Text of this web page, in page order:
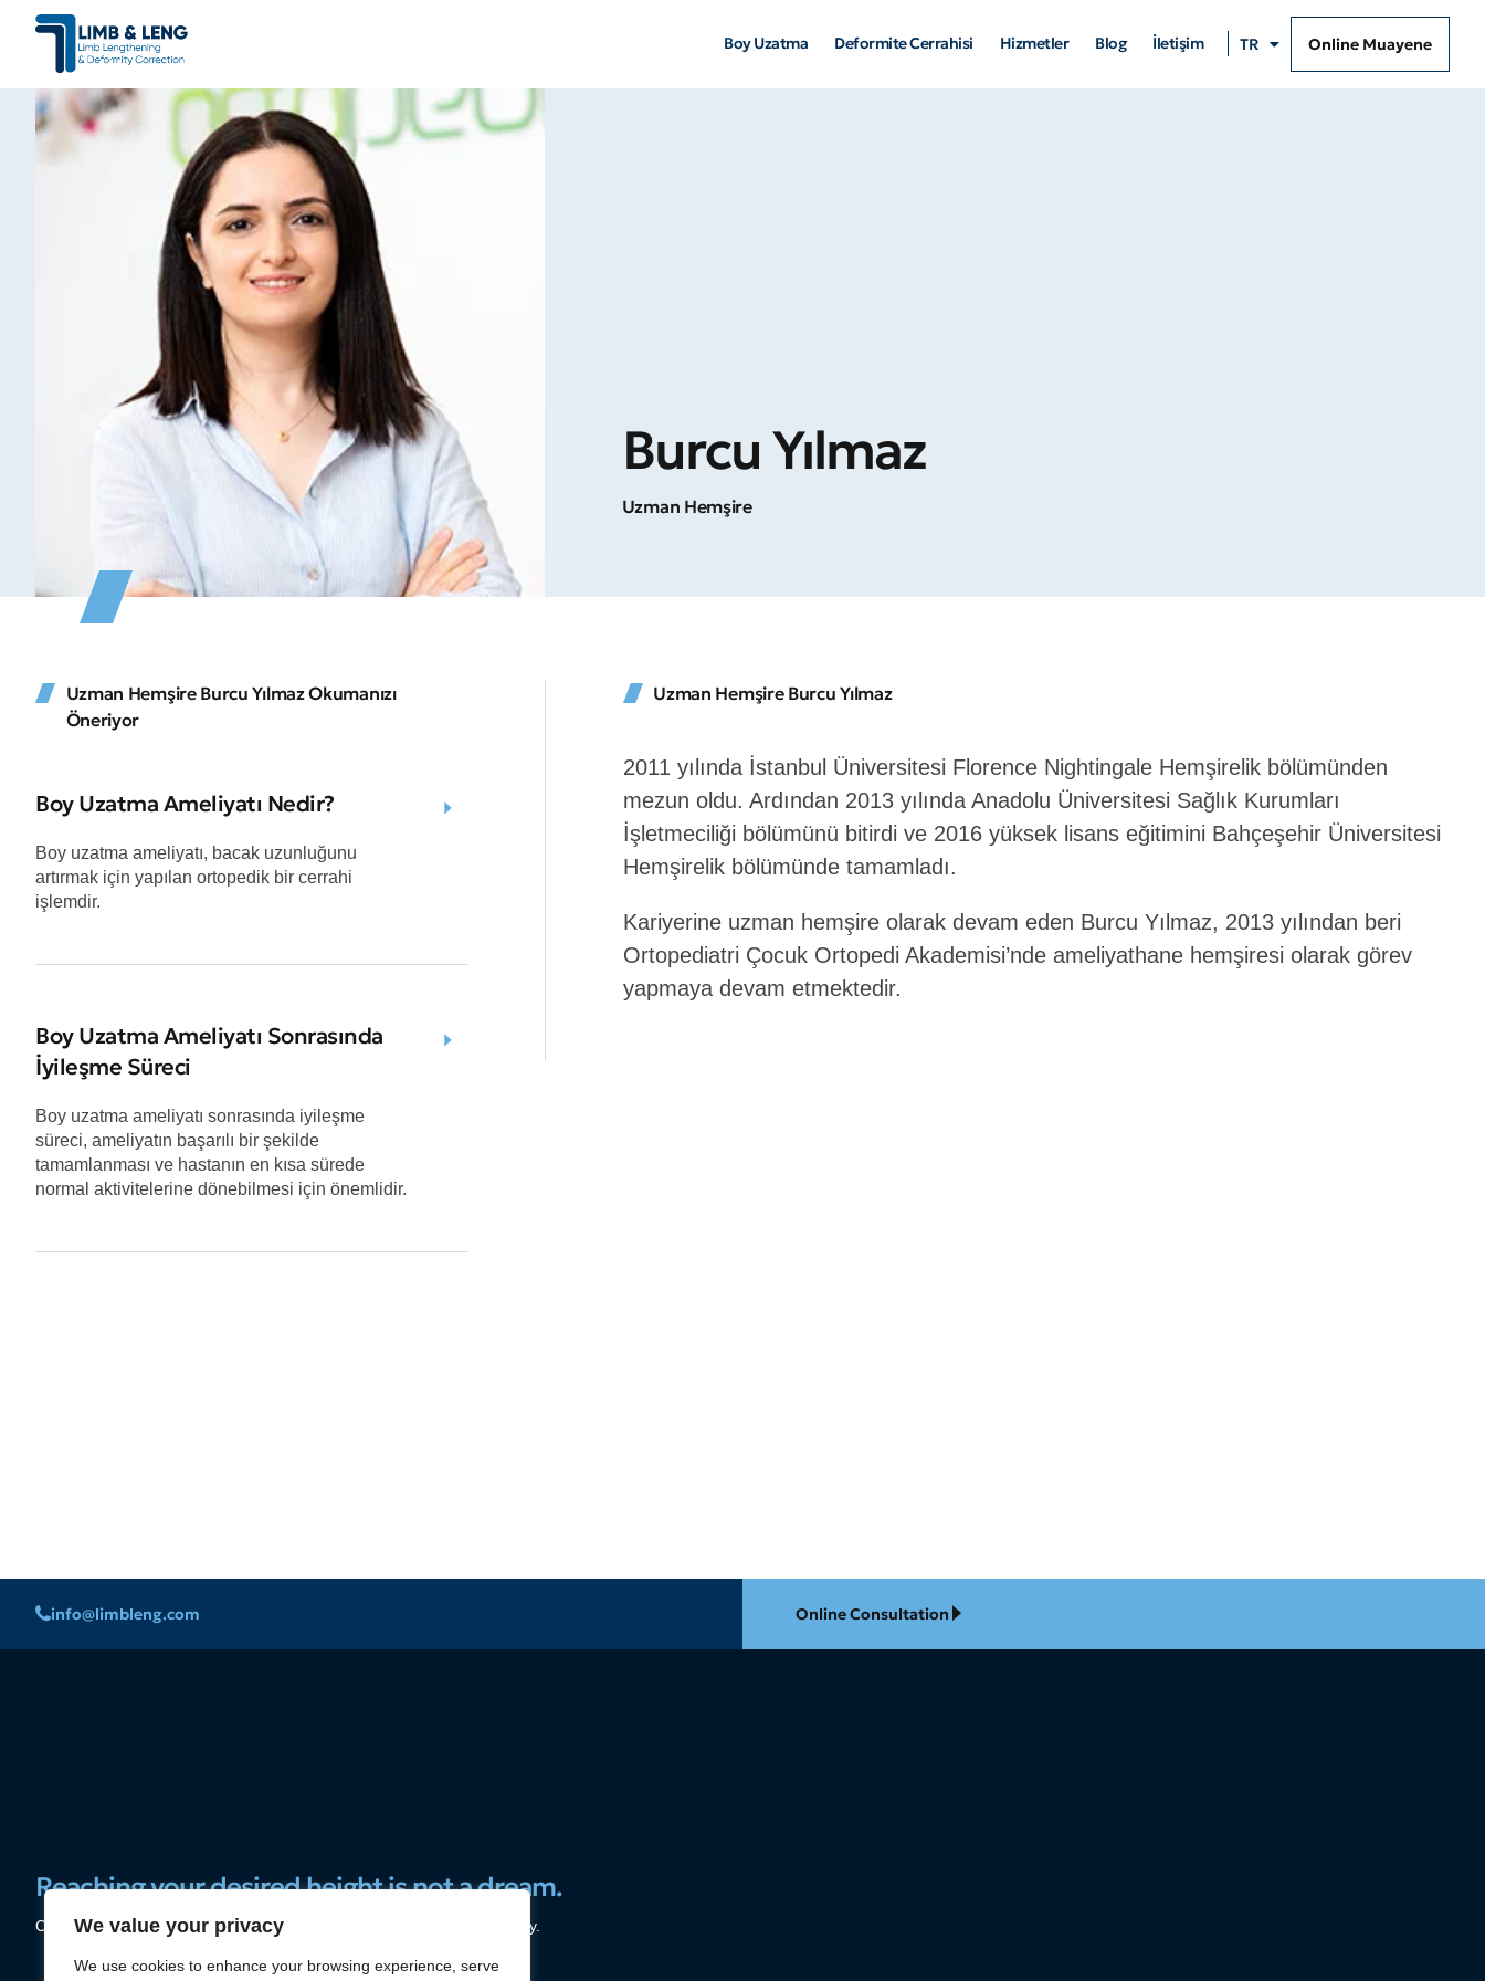
We value your privacy
We use cookies to enhance your browsing experience, serve
Boy Uzatma Deformite Cerrahisi Hizmetler Blog İletişim TR
EN Online Muayene
Burcu Yılmaz
Uzman Hemşire
Uzman Hemşire Burcu Yılmaz Okumanızı
Öneriyor
Boy Uzatma Ameliyatı Nedir?
Boy uzatma ameliyatı, bacak uzunluğunu
artırmak için yapılan ortopedik bir cerrahi
işlemdir.
Boy Uzatma Ameliyatı Sonrasında
İyileşme Süreci
Boy uzatma ameliyatı sonrasında iyileşme
süreci, ameliyatın başarılı bir şekilde
tamamlanması ve hastanın en kısa sürede
normal aktivitelerine dönebilmesi için önemlidir.
Uzman Hemşire Burcu Yılmaz
2011 yılında İstanbul Üniversitesi Florence Nightingale Hemşirelik bölümünden
mezun oldu. Ardından 2013 yılında Anadolu Üniversitesi Sağlık Kurumları
İşletmeciliği bölümünü bitirdi ve 2016 yüksek lisans eğitimini Bahçeşehir Üniversitesi
Hemşirelik bölümünde tamamladı.
Kariyerine uzman hemşire olarak devam eden Burcu Yılmaz, 2013 yılından beri
Ortopediatri Çocuk Ortopedi Akademisi’nde ameliyathane hemşiresi olarak görev
yapmaya devam etmektedir.
info@limbleng.com Online Consultation
Reaching your desired height is not a dream.
Contact us now to achieve the height you want with lengthening surgery.